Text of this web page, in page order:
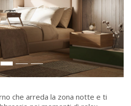
che arreda la zona notte e ti